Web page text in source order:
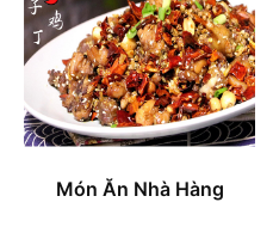
Món Ăn Nhà Hàng